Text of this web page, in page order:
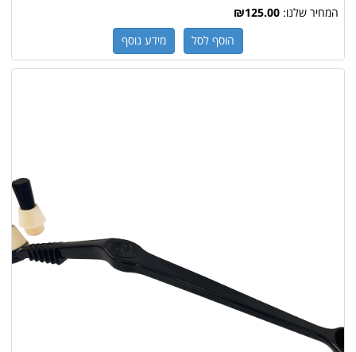
המחיר שלנו: ₪125.00
הוסף לסל מידע נוסף